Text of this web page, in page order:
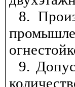
8.
9.